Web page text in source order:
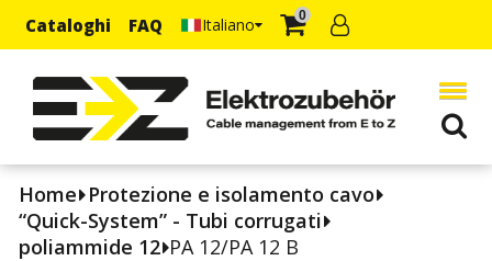
Cataloghi FAQ Italiano 0
Home Protezione e isolamento cavo
“Quick-System” - Tubi corrugati
poliammide 12 PA 12/PA 12 B